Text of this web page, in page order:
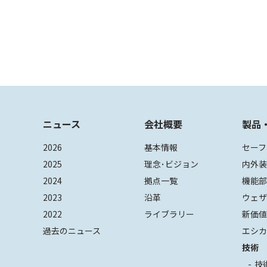
ニュース
2026
2025
2024
2023
2022
過去のニュース
会社概要
基本情報
理念･ビジョン
拠点一覧
沿革
ライブラリー
製品
セー
内外
機能
ウェ
新価
エシ
技術
技